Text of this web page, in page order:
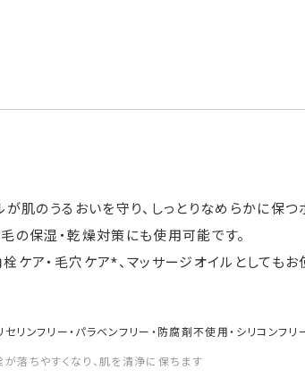
肌のうるおいを守り、しっとりなめらかに保つ
の保湿・乾燥対策にも使用可能です。
ケア・毛穴ケア*、マッサージオイルとしてもお
リンフリー・パラベンフリー・防腐剤不使用・シリコンフリ
落ちやすくなり、肌を清浄に保ちます